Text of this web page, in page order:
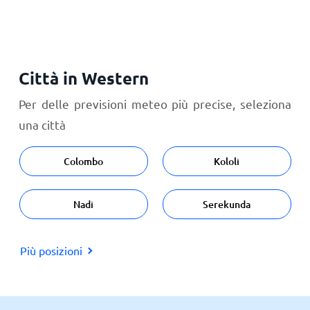
Città in Western
Per delle previsioni meteo più precise, seleziona
una città
Colombo Kololi
Nadi Serekunda
Più posizioni